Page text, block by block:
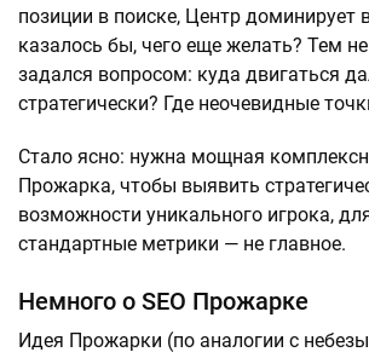
позиции в поиске, Центр доминирует
казалось бы, чего еще желать? Тем
задался вопросом: куда двигаться
стратегически? Где неочевидные
Стало ясно: нужна мощная
Прожарка, чтобы выявить
возможности уникального игрока,
стандартные метрики — не главное.
Немного о SEO Прожарке
Идея Прожарки (по аналогии с